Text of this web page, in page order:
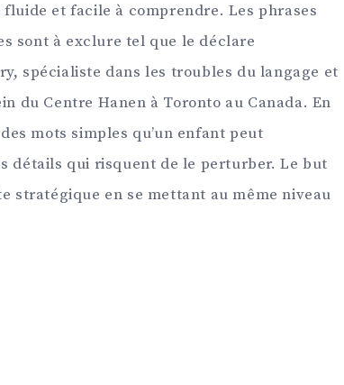
et facile à comprendre. Les phrases
sont à exclure tel que le déclare
spécialiste dans les troubles du langage et
du Centre Hanen à Toronto au Canada. En
mots simples qu’un enfant peut
détails qui risquent de le perturber. Le but
stratégique en se mettant au même niveau